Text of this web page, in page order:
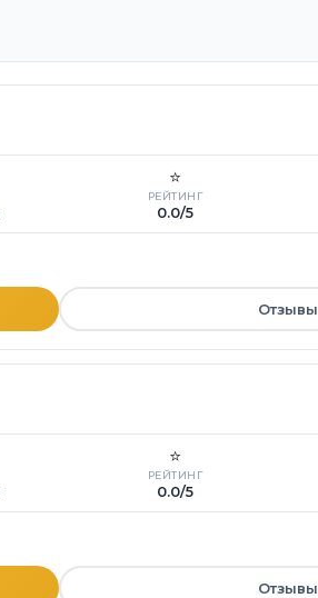
⭐
РЕЙТИНГ
0.0/5
Отзывы
⭐
РЕЙТИНГ
0.0/5
Отзывы